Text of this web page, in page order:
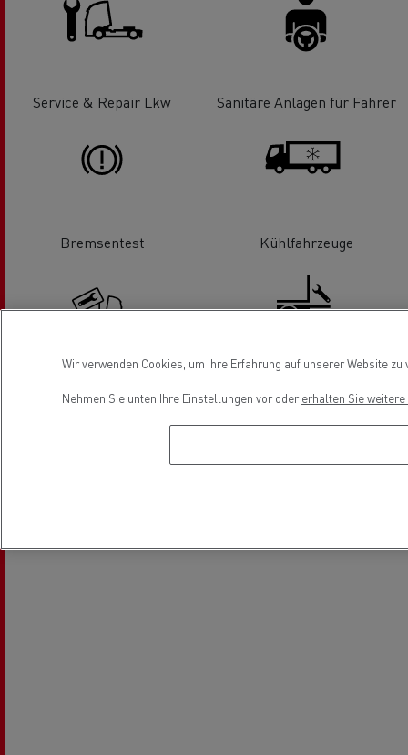
Service & Repair Lkw Sanitäre Anlagen für Fahrer
Bremsentest Kühlfahrzeuge
Ladebordwand
Wir verwenden Cookies, um Ihre Erfahrung auf unserer Website
Nehmen Sie unten Ihre Einstellungen vor oder erhalten Sie